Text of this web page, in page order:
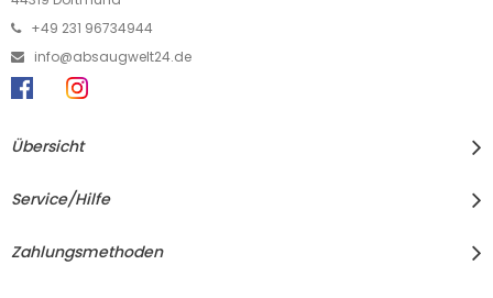
+49 231 96734944
info@absaugwelt24.de
Übersicht
Service/Hilfe
Zahlungsmethoden